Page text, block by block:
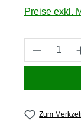
Preise exkl.
Produkt
Zum